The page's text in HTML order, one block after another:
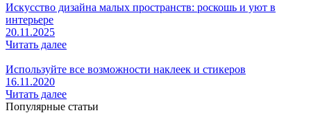
Искусство дизайна малых пространств: роскошь и уют в
интерьере
20.11.2025
Читать далее
Используйте все возможности наклеек и стикеров
16.11.2020
Читать далее
Популярные статьи